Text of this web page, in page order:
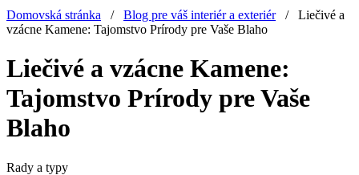
Domovská stránka / Blog pre váš interiér a exteriér/ Liečivé a
vzácne Kamene: Tajomstvo Prírody pre Vaše Blaho
Liečivé a vzácne Kamene:
Tajomstvo Prírody pre Vaše
Blaho
Rady a typy